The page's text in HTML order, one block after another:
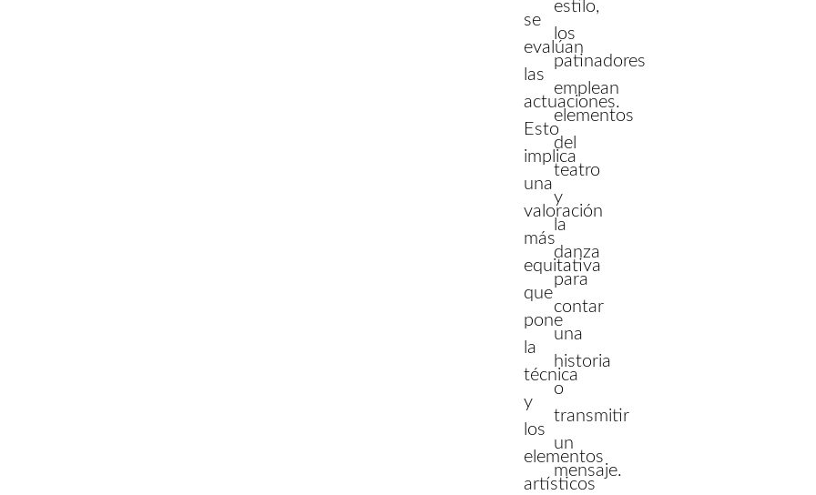
se
evalúan
las
actuaciones.
Esto
implica
una
valoración
más
equitativa
que
pone
la
técnica
y
los
elementos
artísticos
estilo,
los
patinadores
emplean
elementos
del
teatro
y
la
danza
para
contar
una
historia
o
transmitir
un
mensaje.